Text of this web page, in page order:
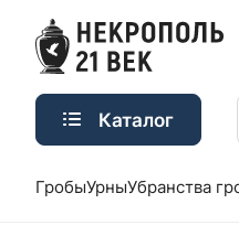
Каталог
ГробыУрныУбранства